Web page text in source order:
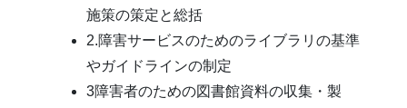
施策の策定と総括
2.障害サービスのためのライブラリの基準
やガイドラインの制定
3障害者のための図書館資料の収集・製